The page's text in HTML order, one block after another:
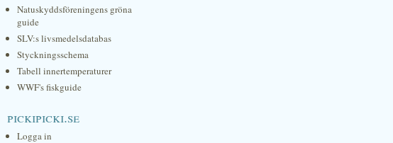
Natuskyddsföreningens gröna
guide
SLV:s livsmedelsdatabas
Styckningsschema
Tabell innertemperaturer
WWF's fiskguide
pickipicki.se
Logga in